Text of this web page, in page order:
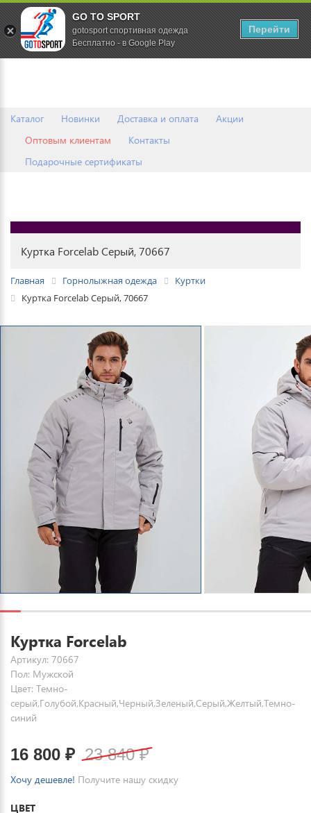
Каталог Новинки Доставка и оплата
Акции
Оптовым клиентам
Контакты
Подарочные сертификаты
0
Куртка Forcelab Серый, 70667
Главная Горнолыжная одежда
Куртки
Куртка Forcelab Серый, 70667
Куртка Forcelab
Артикул: 70667
Пол: Мужской
Цвет: Темно-
серый,Голубой,Красный,Черный,Зеленый,Серый,Желтый,Темно-
синий
16 800 ₽ 23 840₽
Хочу дешевле! Получите нашу скидку
ЦВЕТ
GO TO SPORT
gotosport спортивная одежда
Бесплатно - в Google Play
Перейти